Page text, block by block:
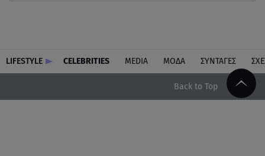
LIFESTYLE CELEBRITIES MEDIA ΜΟΔΑ ΣΥΝΤΑΓΕΣ
Back to Top